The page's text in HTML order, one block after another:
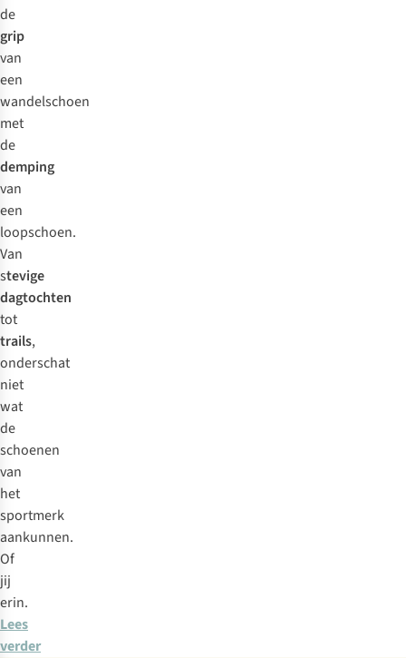
de
grip
van
een
wandelschoen
met
de
demping
van
een
loopschoen.
Van
stevige
dagtochten
tot
trails,
onderschat
niet
wat
de
schoenen
van
het
sportmerk
aankunnen.
Of
jij
erin.
Lees
verder